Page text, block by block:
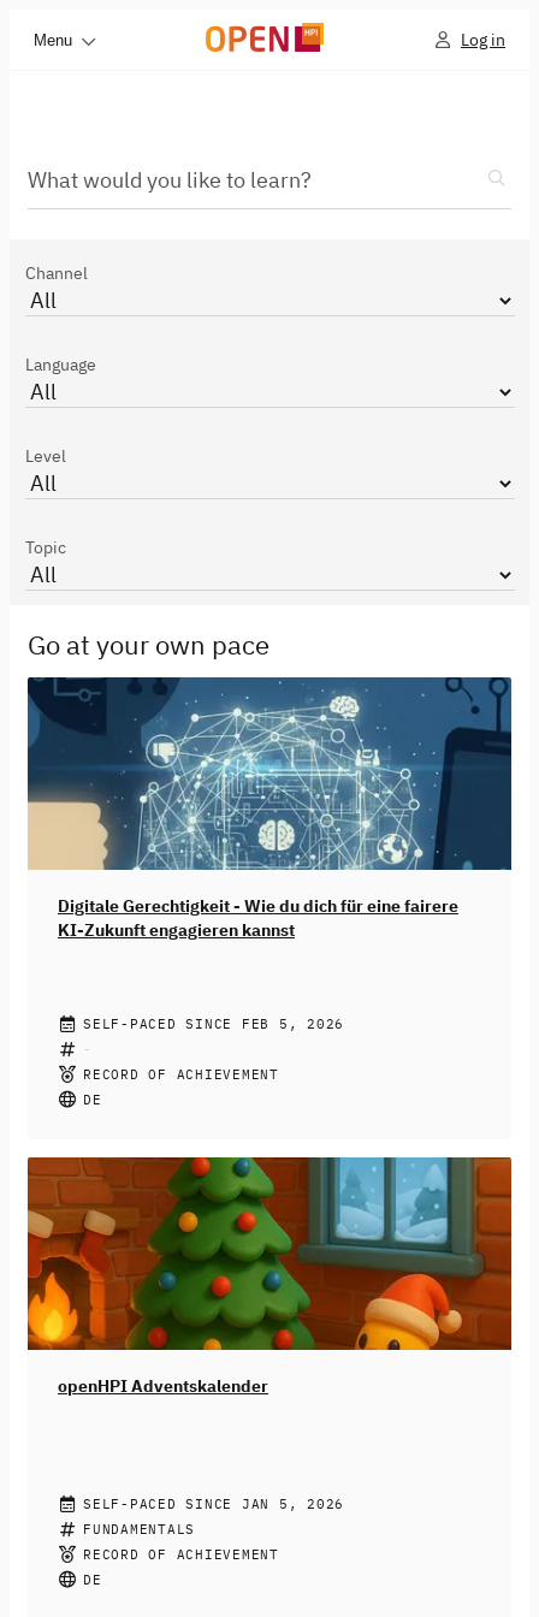
Menu Log in
What would you like to learn?
Channel
Language
Level
Topic
Go at your own pace
Digitale Gerechtigkeit - Wie du dich für eine fairere
KI-Zukunft engagieren kannst
JENNIFER FRITZ
Künstliche Intelligenz ist längst Teil deines Alltags
geworden. Von Empfehlungsalgorithmen in sozialen
Medien bis hin zu dem generieren von
können diskriminieren, ausgrenzen und bestehende
Ungerechtigkeiten verstärken. Wir zeigen dir, wie du das
erkennst und was du dagegen tun kannst. Dieser Kurs
richtet sich an Schüler:innen ab der 9. Klasse, aber auch
alle anderen sind herzlichst willkommen.
SELF-PACED SINCE FEB 5, 2026
RECORD OF ACHIEVEMENT
DE
openHPI Adventskalender
OPENHPI TEACHING TEAM
Der openHPI-Adventskalender ist da! ❄️
neues Türchen, jeden Tag eine neue Aufgabe.
digitalen Türchen warten spannende Lerneinheiten,
SELF-PACED SINCE JAN 5, 2026
FUNDAMENTALS
RECORD OF ACHIEVEMENT
DE